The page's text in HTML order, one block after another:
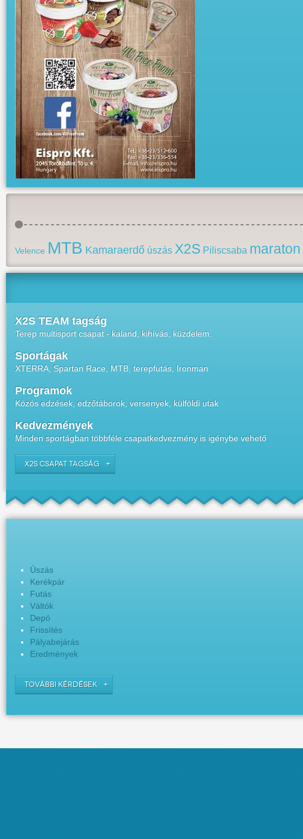
Velence MTB Kamaraerdő úszás X2S Piliscsaba maraton
X2S TEAM tagság
Terep multisport csapat - kaland, kihívás, küzdelem.
Sportágak
XTERRA, Spartan Race, MTB, terepfutás, Ironman
Programok
Közös edzések, edzőtáborok, versenyek, külföldi utak
Kedvezmények
Minden sportágban többféle csapatkedvezmény is igénybe vehető
X2S CSAPAT TAGSÁG
Úszás
Kerékpár
Futás
Váltók
Depó
Frissítés
Pályabejárás
Eredmények
TOVÁBBI KÉRDÉSEK